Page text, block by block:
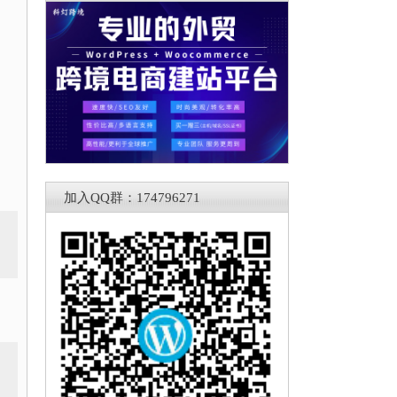
加入QQ群：174796271